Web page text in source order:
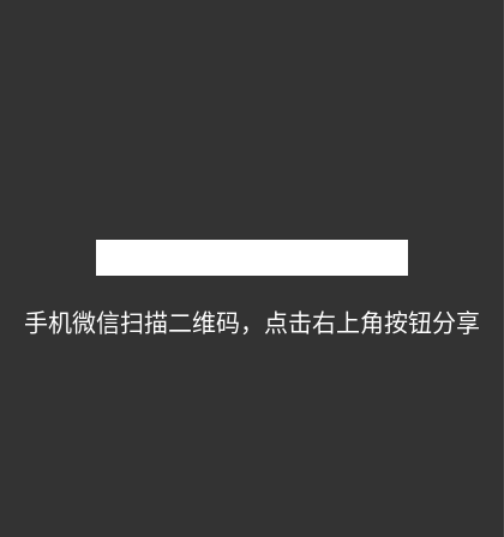
手机微信扫描二维码，点击右上角按钮分享